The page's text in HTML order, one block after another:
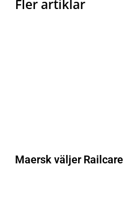
Fler artiklar
Maersk väljer Railcare